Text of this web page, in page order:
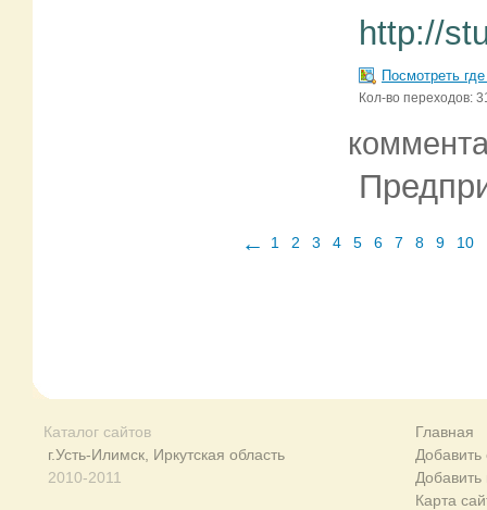
http://
Посмотреть
Кол-во переходов:
← 1 2 3 4 5 6 7 8 9 10
Каталог сайтов
г.Усть-Илимск, Иркутская область
2010-2011
Главная
Добавить
Карта